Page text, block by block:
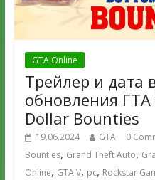
GTA Online
Трейлер и дата
обновления
Dollar Bounties
19.06.2024 GTA 0
Bounties, Grand Theft Auto,
Online, GTA V, pc, Rockstar